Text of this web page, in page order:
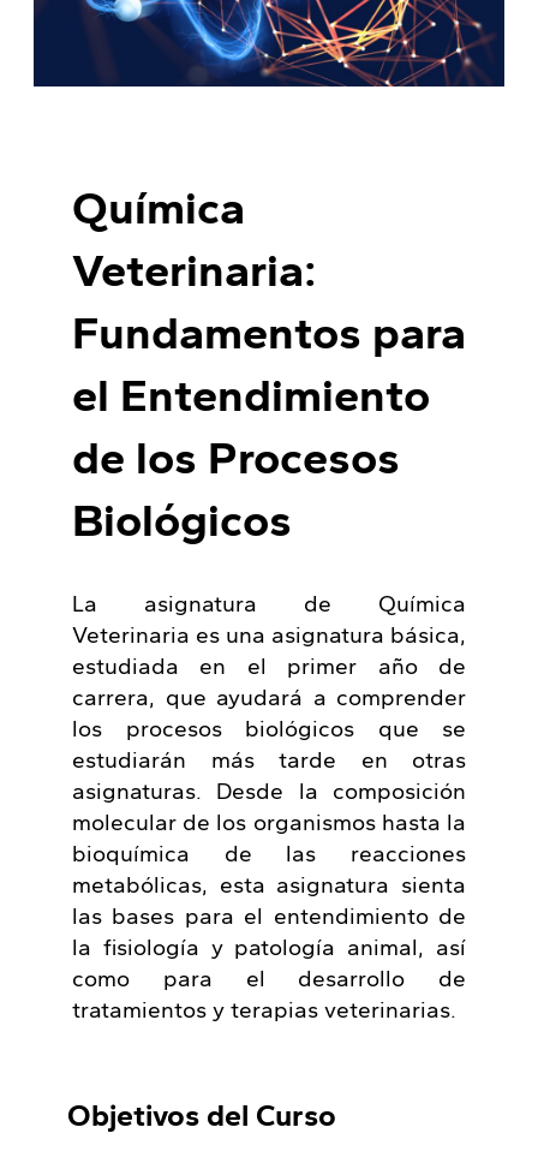
Química
Veterinaria:
Fundamentos para
el Entendimiento
de los Procesos
Biológicos
La asignatura de Química
Veterinaria es una asignatura básica,
estudiada en el primer año de
carrera, que ayudará a comprender
los procesos biológicos que se
estudiarán más tarde en otras
asignaturas. Desde la composición
molecular de los organismos hasta la
bioquímica de las reacciones
metabólicas, esta asignatura sienta
las bases para el entendimiento de
la fisiología y patología animal, así
como para el desarrollo de
tratamientos y terapias veterinarias.
Objetivos del Curso